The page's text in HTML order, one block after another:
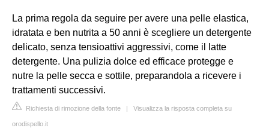
La prima regola da seguire per avere una pelle elastica,
idratata e ben nutrita a 50 anni è scegliere un detergente
delicato, senza tensioattivi aggressivi, come il latte
detergente. Una pulizia dolce ed efficace protegge e
nutre la pelle secca e sottile, preparandola a ricevere i
trattamenti successivi.
Richiesta di rimozione della fonte | Visualizza la risposta completa su
orodispello.it